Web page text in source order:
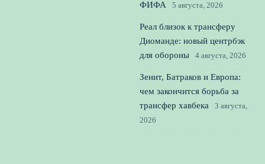
ФИФА
5 августа, 2026
Реал близок к трансферу
Диоманде: новый центрбэк
для обороны
4 августа, 2026
Зенит, Батраков и Европа:
чем закончится борьба за
трансфер хавбека
3 августа,
2026